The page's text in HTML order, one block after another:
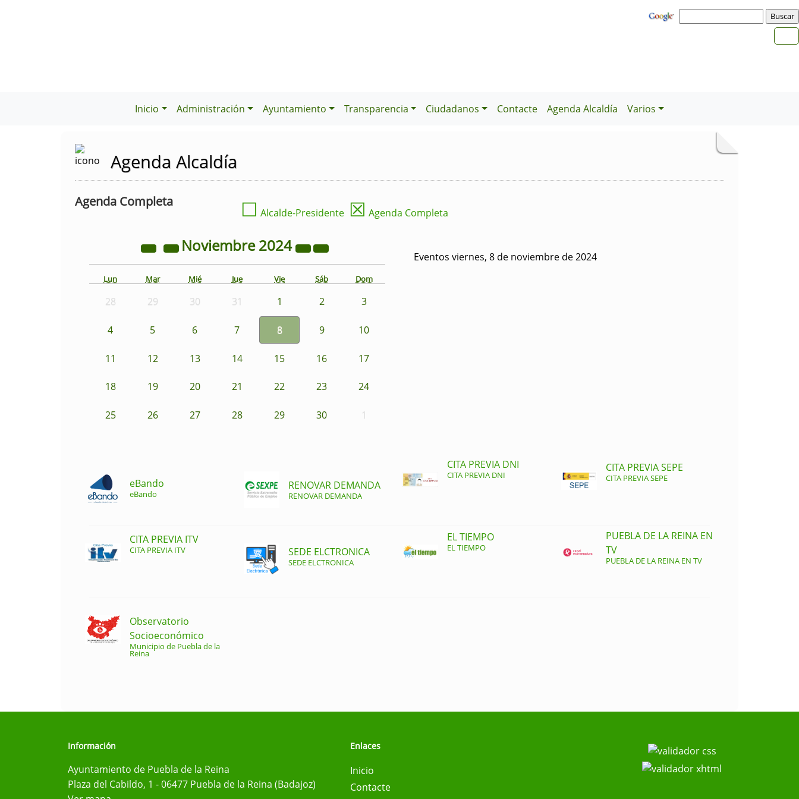
Inicio Administración Ayuntamiento Transparencia Ciudadanos Contacte Agenda Alcaldía Varios
Agenda Alcaldía
Agenda Completa ☐ Alcalde-Presidente ☒ Agenda Completa
Noviembre2024
Lun Mar Mié Jue Vie Sáb Dom
28 29 30 31 1 2 3
4 5 6 7 8 9 10
11 12 13 14 15 16 17
18 19 20 21 22 23 24
25 26 27 28 29 30 1
Eventos viernes, 8 de noviembre de 2024
eBando
eBando
RENOVAR DEMANDA
RENOVAR DEMANDA
CITA PREVIA DNI
CITA PREVIA DNI
CITA PREVIA SEPE
CITA PREVIA SEPE
CITA PREVIA ITV
CITA PREVIA ITV SEDE ELCTRONICA
SEDE ELCTRONICA
EL TIEMPO
EL TIEMPO
PUEBLA DE LA REINA EN
TV
PUEBLA DE LA REINA EN TV
Observatorio
Socioeconómico
Municipio de Puebla de la
Reina
Información
Ayuntamiento de Puebla de la Reina
Plaza del Cabildo, 1 - 06477 Puebla de la Reina (Badajoz)
Enlaces
Inicio
Contacte